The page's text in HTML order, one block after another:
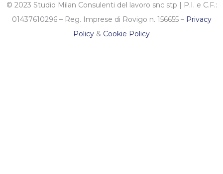
© 2023 Studio Milan Consulenti del lavoro snc stp | P.I. e C.F.:
01437610296 – Reg. Imprese di Rovigo n. 156655 – Privacy
Policy & Cookie Policy